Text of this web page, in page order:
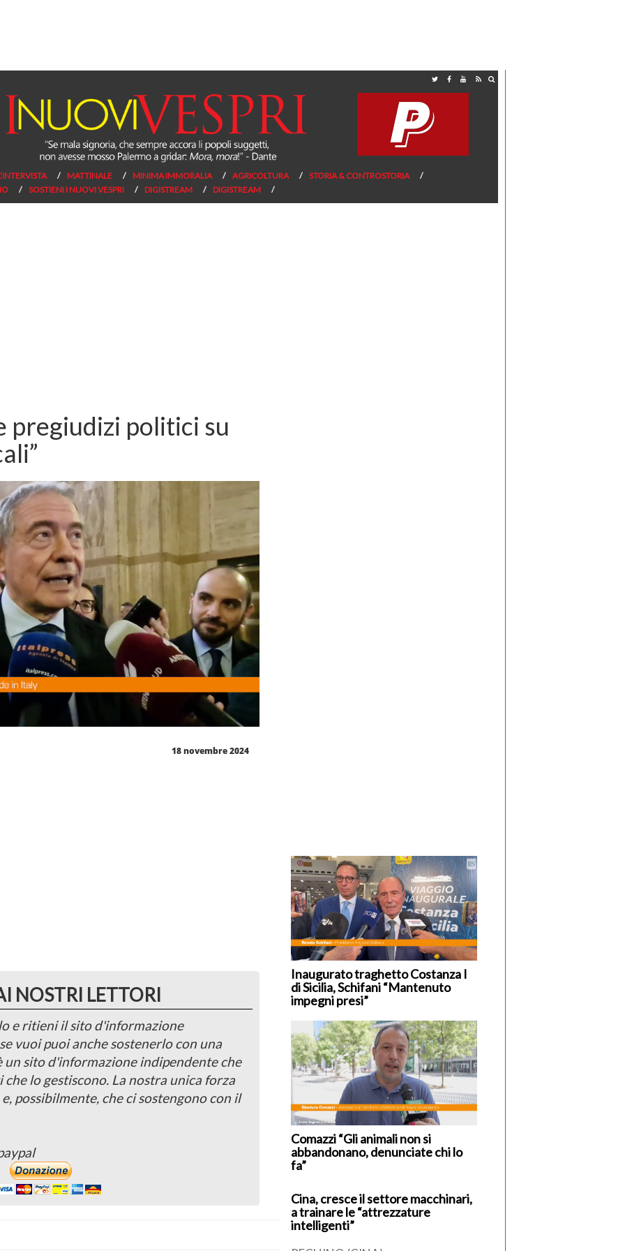
MATTINALE MINIMA IMMORALIA AGRICOLTURA
STORIA & CONTROSTORIA
SOSTIENI I NUOVI VESPRI DIGISTREAM DIGISTREAM
pregiudizi politici su
18 novembre 2024
NOSTRI LETTORI
e ritieni il sito d'informazione
vuoi puoi anche sostenerlo con una
sito d'informazione indipendente che
lo gestiscono. La nostra unica forza
possibilmente, che ci sostengono con il
Inaugurato traghetto Costanza I
di Sicilia, Schifani “Mantenuto
impegni presi”
Comazzi “Gli animali non si
abbandonano, denunciate chi lo
fa”
Cina, cresce il settore macchinari,
a trainare le “attrezzature
intelligenti”